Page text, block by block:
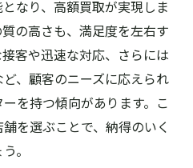
なり、高額買取が実現しま
の高さも、満足度を左右す
客や迅速な対応、さらには
、顧客のニーズに応えられ
を持つ傾向があります。こ
を選ぶことで、納得のいく
。